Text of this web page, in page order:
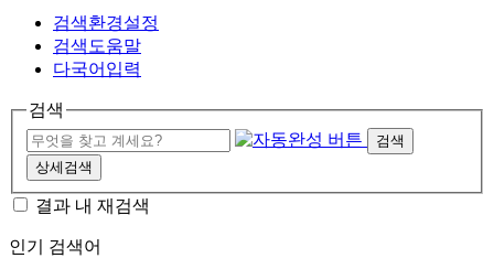
검색환경설정
검색도움말
다국어입력
검색
검색
상세검색
결과 내 재검색
인기 검색어